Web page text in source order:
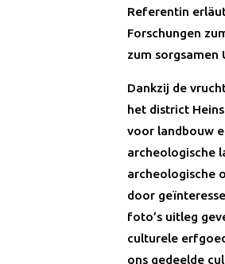
Referentin
Forschungen
zum sorgsamen
Dankzij de
het district
voor landbouw
archeologische
archeologische
door
foto’s uitleg
culturele
ons gedeelde